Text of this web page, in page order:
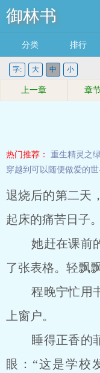
御林书
分类 排行
字: 大 中 小
上一章 章
热门推荐： 重生精灵之
穿越到可以随便做爱的世
退烧后的第二天
起床的痛苦日子。
她赶在课前的
了张表格。轻飘
程晚宁忙用书
上窗户。
睡得正香的菲
眼：“这是学校